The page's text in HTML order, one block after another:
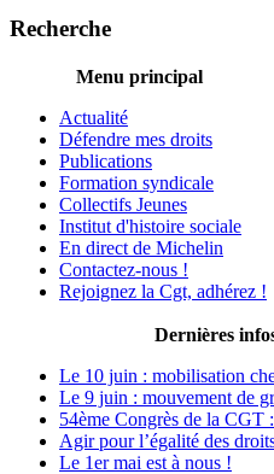
Recherche
Menu principal
Actualité
Défendre mes droits
Publications
Formation syndicale
Collectifs Jeunes
Institut d'histoire sociale
En direct de Michelin
Contactez-nous !
Rejoignez la Cgt, adhérez !
Dernières
Le 10 juin : mobilisation
Le 9 juin : mouvement de
54ème Congrès de la CGT
Agir pour l’égalité des
Le 1er mai est à nous !